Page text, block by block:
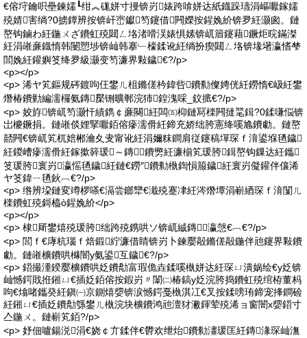
€傛垨鑰呮壘鍊嬬┖绀︽硥姘寸摱锛岃婊跨啽姘达紙鐡跺瓙涓嶇嚈鎵嬬
殑婧害绱?0掳鐔辨按锛屽崈钀笉鑳借闁嬫按鍟婏紒锛夛紝灏囪。鏈
嶅钩鏀わ紝鍦ㄨざ鐨虹殑閮ㄥ垎渚嗗洖婊惧嫊锛屼篃鑳藉鐝炬晥鏋滐
紝涓嶉亷鐡惰韩闄愬埗锛屾韩搴﹂檺鍒讹紝绱扮瘈閮ㄥ垎锛堟墸瀛愭梺
閭婏紝鑵嬩笅绛夛級灏变笉濂界敤鐬€?/p>
<p></p>
<p> 浠ヤ笂鏂规硶鍍呴仼鐢ㄦ柤鏅傞枔鍏呰鐨勬儏娉侊紝鐒惰€岋紝鐢
熸椿鐨勭編濡欏氨鏄檿铏曠郸浣犻鍠溾啋_鈫掋€?/p>
<p> 姣斿锛屼笉灏忓績鐫￠亷闋紝闆㈤枊鏈冩檪闁撻毣鍓?0鍒嗛悩锛
岀櫦鐝捐。鏈嶉倓娌掔嚈銆傛瘮濡傦紝鍗充娇绌胯憲绛嗘尯鐨勮。鏈嶅
嚭闁€锛屼笂杌婄郴瀹夊叏甯讹紝涓嬭粖鐧肩従鑳稿墠琛ｆ湇鍙堢毢鐬
紝鍐嶆瘮濡傦紝鎵撳簳瑗～鏄鐨勶紝濂椾笂瑗胯鍓嶅钩鏁达紝鑴
笅瑗胯寰岃瀛愮毢鐬紝鏈€鐒″鐨勬槸鍧愪箙鐬紝寰岃儗鑵伴儴浠
ヤ笅鍏ㄧ毢鈥︹€?/p>
<p> 绺辨垜鏈変竴椤嗏€滆尝鎯犫€濈殑蹇冿紝涔熸墰涓嶄綇琛ｆ湇闅ㄦ
檪鐨虹殑鎶橀ò鍟婏紒</p>
<p></p>
<p> 棣厛鐢熺殑瑗胯绌跨殑鎸哄ソ锛屼絾鏄瀛愨€︹€?/p>
<p> 閭ｆ€庨杭瑙ｆ焙鍛紵濂借睛锛岃卜鍊嬮毃鏅傞毃鍦伴兘鑳界敤鐨
勮。鏈嶉櫎鐨哄櫞闇у氨鍙互鐬€?/p>
<p> 鍣撮湩鍨嬮櫎鐨哄姂鐨勪富瑕佹垚鍒嗘槸姘达紝琛ㄩ潰娲绘€у姂锛
屾憾鍔戝拰鎺ㄩ€插姂銆傛按鍜岃〃闈㈡椿鎬у姂浣胯捣鐨虹殑绾栫董杩
呴€熻啫鑴癸紝鎭㈠京鍘熺媭锛涙憾鍔戞槸淇冮€叉按鍒嗙珛鍗宠捀鐧硷
紝鎺ㄩ€插姂鐨勪綔鐢ㄦ槸浣块櫎鐨鸿兘澶犲潎鍕荤殑浠ョ窗闇х媭鍣寸
亼鍦ㄨ。鏈嶄笂銆?/p>
<p> 妤佃嚧鍚涚涓€娆￠亣鍒伴€欎欢绁炲鐨勬澅瑗匡紝鏄湪琛屾潕